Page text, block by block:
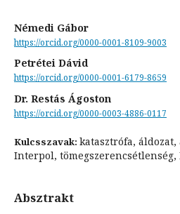
Némedi Gábor
https://orcid.org/0000-0001-8109-9003
Petrétei Dávid
https://orcid.org/0000-0001-6179-8659
Dr. Restás Ágoston
https://orcid.org/0000-0003-4886-0117
Kulcsszavak: katasztrófa, áldozat,
Interpol, tömegszerencsétlenség,
Absztrakt